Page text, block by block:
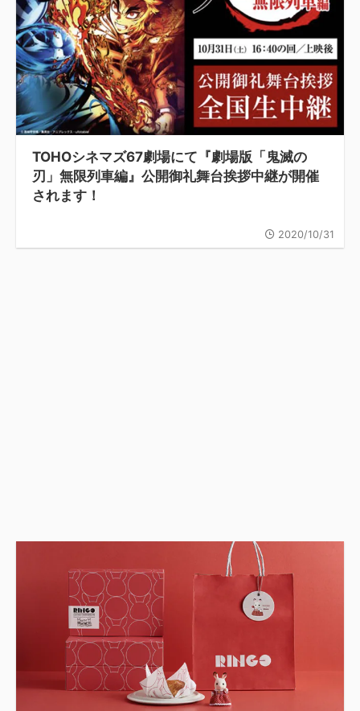
TOHOシネマズ67劇場にて『劇場版「鬼滅の
刃」無限列車編』公開御礼舞台挨拶中継が開催
されます！
2020/10/31